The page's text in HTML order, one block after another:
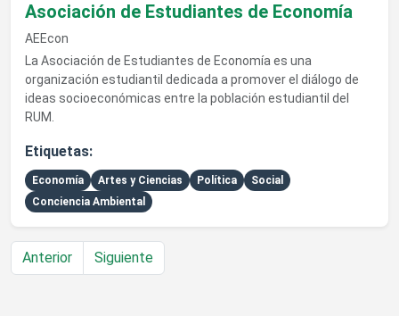
Asociación de Estudiantes de Economía
AEEcon
La Asociación de Estudiantes de Economía es una
organización estudiantil dedicada a promover el diálogo de
ideas socioeconómicas entre la población estudiantil del
RUM.
Etiquetas:
Economía Artes y Ciencias Política
Social
Conciencia Ambiental
Anterior Siguiente